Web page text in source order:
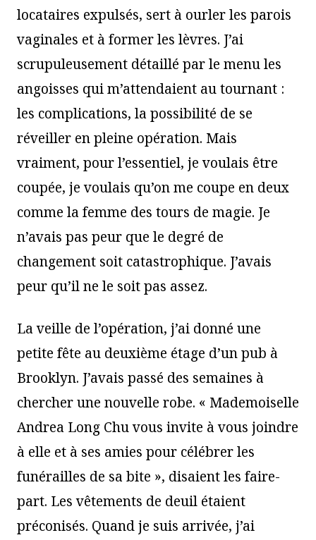
locataires expulsés, sert à ourler les parois
vaginales et à former les lèvres. J’ai
scrupuleusement détaillé par le menu les
angoisses qui m’attendaient au tournant :
les complications, la possibilité de se
réveiller en pleine opération. Mais
vraiment, pour l’essentiel, je voulais être
coupée, je voulais qu’on me coupe en deux
comme la femme des tours de magie. Je
n’avais pas peur que le degré de
changement soit catastrophique. J’avais
peur qu’il ne le soit pas assez.
La veille de l’opération, j’ai donné une
petite fête au deuxième étage d’un pub à
Brooklyn. J’avais passé des semaines à
chercher une nouvelle robe. « Mademoiselle
Andrea Long Chu vous invite à vous joindre
à elle et à ses amies pour célébrer les
funérailles de sa bite », disaient les faire-
part. Les vêtements de deuil étaient
préconisés. Quand je suis arrivée, j’ai